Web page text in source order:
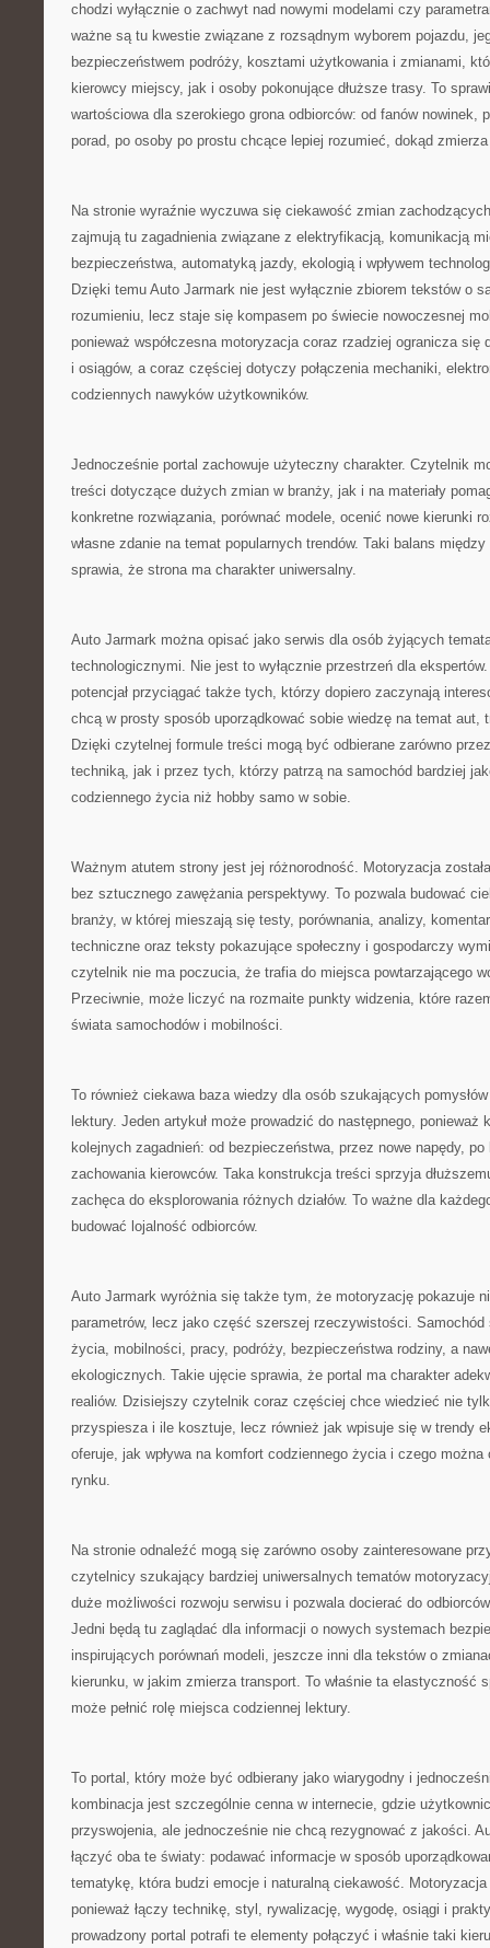
chodzi wyłącznie o zachwyt nad nowymi modelami czy
ważne są tu kwestie związane z rozsądnym wyborem pojazdu,
bezpieczeństwem podróży, kosztami użytkowania i zmianami,
kierowcy miejscy, jak i osoby pokonujące dłuższe trasy. To
wartościowa dla szerokiego grona odbiorców: od fanów nowinek,
porad, po osoby po prostu chcące lepiej rozumieć, dokąd
Na stronie wyraźnie wyczuwa się ciekawość zmian
zajmują tu zagadnienia związane z elektryfikacją, komunikacją
bezpieczeństwa, automatyką jazdy, ekologią i wpływem
Dzięki temu Auto Jarmark nie jest wyłącznie zbiorem tekstów o
rozumieniu, lecz staje się kompasem po świecie nowoczesnej
ponieważ współczesna motoryzacja coraz rzadziej ogranicza się
i osiągów, a coraz częściej dotyczy połączenia mechaniki,
codziennych nawyków użytkowników.
Jednocześnie portal zachowuje użyteczny charakter. Czytelnik
treści dotyczące dużych zmian w branży, jak i na materiały
konkretne rozwiązania, porównać modele, ocenić nowe kierunki
własne zdanie na temat popularnych trendów. Taki balans
sprawia, że strona ma charakter uniwersalny.
Auto Jarmark można opisać jako serwis dla osób żyjących
technologicznymi. Nie jest to wyłącznie przestrzeń dla
potencjał przyciągać także tych, którzy dopiero zaczynają
chcą w prosty sposób uporządkować sobie wiedzę na temat aut,
Dzięki czytelnej formule treści mogą być odbierane zarówno
techniką, jak i przez tych, którzy patrzą na samochód bardziej
codziennego życia niż hobby samo w sobie.
Ważnym atutem strony jest jej różnorodność. Motoryzacja
bez sztucznego zawężania perspektywy. To pozwala budować
branży, w której mieszają się testy, porównania, analizy,
techniczne oraz teksty pokazujące społeczny i gospodarczy
czytelnik nie ma poczucia, że trafia do miejsca powtarzającego
Przeciwnie, może liczyć na rozmaite punkty widzenia, które
świata samochodów i mobilności.
To również ciekawa baza wiedzy dla osób szukających
lektury. Jeden artykuł może prowadzić do następnego, ponieważ
kolejnych zagadnień: od bezpieczeństwa, przez nowe napędy,
zachowania kierowców. Taka konstrukcja treści sprzyja
zachęca do eksplorowania różnych działów. To ważne dla
budować lojalność odbiorców.
Auto Jarmark wyróżnia się także tym, że motoryzację pokazuje
parametrów, lecz jako część szerszej rzeczywistości.
życia, mobilności, pracy, podróży, bezpieczeństwa rodziny, a
ekologicznych. Takie ujęcie sprawia, że portal ma charakter
realiów. Dzisiejszy czytelnik coraz częściej chce wiedzieć nie
przyspiesza i ile kosztuje, lecz również jak wpisuje się w trendy
oferuje, jak wpływa na komfort codziennego życia i czego można
rynku.
Na stronie odnaleźć mogą się zarówno osoby zainteresowane
czytelnicy szukający bardziej uniwersalnych tematów
duże możliwości rozwoju serwisu i pozwala docierać do
Jedni będą tu zaglądać dla informacji o nowych systemach
inspirujących porównań modeli, jeszcze inni dla tekstów o
kierunku, w jakim zmierza transport. To właśnie ta elastyczność
może pełnić rolę miejsca codziennej lektury.
To portal, który może być odbierany jako wiarygodny i
kombinacja jest szczególnie cenna w internecie, gdzie
przyswojenia, ale jednocześnie nie chcą rezygnować z jakości.
łączyć oba te światy: podawać informacje w sposób
tematykę, która budzi emocje i naturalną ciekawość.
ponieważ łączy technikę, styl, rywalizację, wygodę, osiągi i
prowadzony portal potrafi te elementy połączyć i właśnie taki